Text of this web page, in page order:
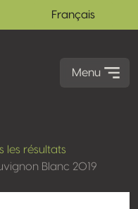
Français
Menu
les résultats
Blanc 2019